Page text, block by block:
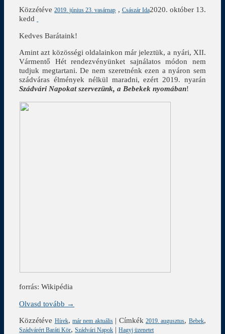
Közzétéve2019. június 23. vasárnap , Császár Ida2020. október 13.
kedd
Kedves Barátaink!
Amint azt közösségi oldalainkon már jeleztük, a nyári, XII.
Vármentő Hét rendezvényünket sajnálatos módon nem
tudjuk megtartani. De nem szeretnénk ezen a nyáron sem
szádváras élmények nélkül maradni, ezért 2019. nyarán
Szádvári Napokat szervezünk, a Bebekek nyomában!
forrás: Wikipédia
Olvasd tovább →
Közzétéve Hírek,már nem aktuális| Címkék 2019. augusztus, Bebek,
Szádvárért Baráti Kör,Szádvári Napok |Hagyj üzenetet